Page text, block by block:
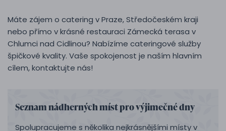
Máte zájem o catering v Praze, Středočeském kraji
nebo přímo v krásné restauraci Zámecká terasa v
Chlumci nad Cidlinou? Nabízíme cateringové služby
špičkové kvality. Vaše spokojenost je naším hlavním
cílem, kontaktujte nás!
Seznam nádherných míst pro výjimečné dny
Spolupracujeme s několika nejkrásnějšími místy v